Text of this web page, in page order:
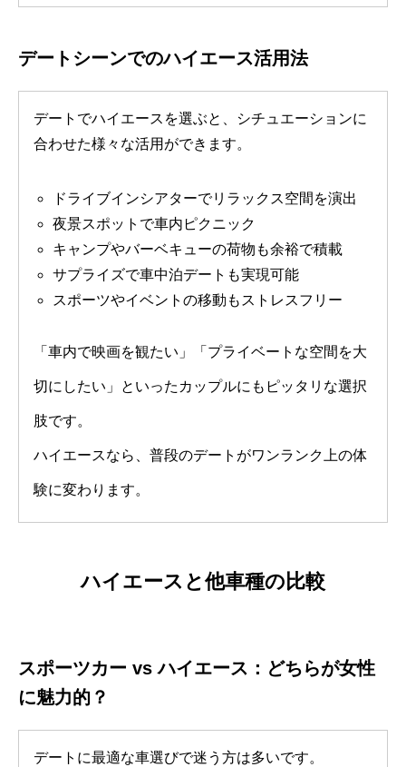
デートシーンでのハイエース活用法
デートでハイエースを選ぶと、シチュエーションに
合わせた様々な活用ができます。
ドライブインシアターでリラックス空間を演出
夜景スポットで車内ピクニック
キャンプやバーベキューの荷物も余裕で積載
サプライズで車中泊デートも実現可能
スポーツやイベントの移動もストレスフリー
「車内で映画を観たい」「プライベートな空間を大
切にしたい」といったカップルにもピッタリな選択
肢です。
ハイエースなら、普段のデートがワンランク上の体
験に変わります。
ハイエースと他車種の比較
スポーツカー vs ハイエース：どちらが女性
に魅力的？
デートに最適な車選びで迷う方は多いです。